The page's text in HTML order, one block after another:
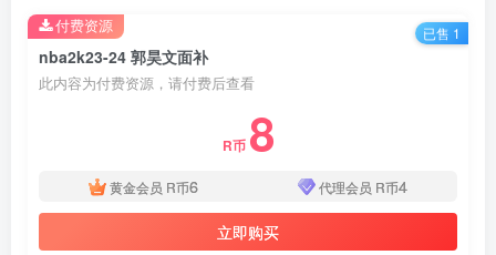
nba2k23-24 郭昊文面补
此内容为付费资源，请付费后查看
R币 8
黄金会员 R币6 代理会员 R币4
立即购买
付费资源 已售 1